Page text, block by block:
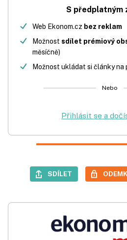
S předplatným
Web Ekonom.cz bez reklam
Možnost sdílet prémiový
měsíčně)
Možnost ukládat si články na
Nebo
Přihlásit se a
SDÍLET